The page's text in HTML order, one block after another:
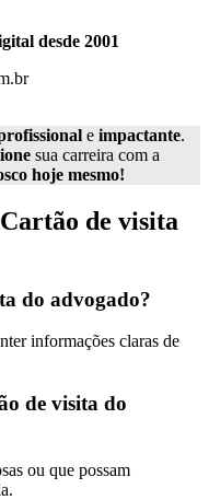
desde 2001
e impactante.
sua carreira com a
hoje mesmo!
Cartão de visita
do advogado?
informações claras de
de visita do
ou que possam